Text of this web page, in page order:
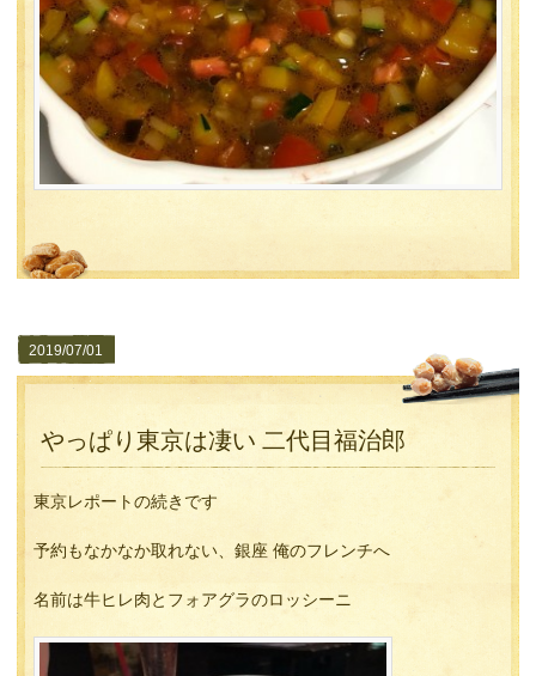
2019/07/01
やっぱり東京は凄い 二代目福治郎
東京レポートの続きです
予約もなかなか取れない、銀座 俺のフレンチへ
名前は牛ヒレ肉とフォアグラのロッシーニ